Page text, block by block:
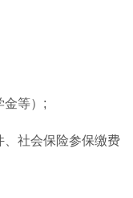
等）;
社会保险参保缴费